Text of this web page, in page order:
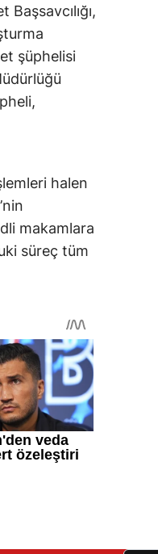
şüphelisi
halen
makamlara
süreç tüm